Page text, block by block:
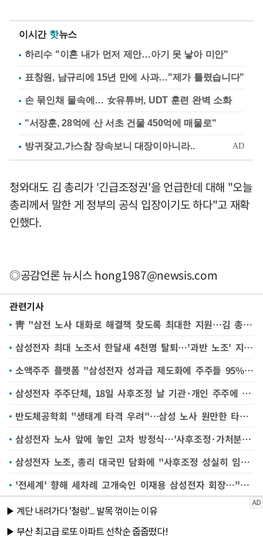
이시간 핫뉴스
하리수 "이혼 내가 먼저 제안…아기 못 낳아 미안"
표창원, 남규리에 15년 만에 사과…"제가 틀렸습니다"
손 묶인채 물속에… 女유튜버, UDT 훈련 완벽 소화
"서장훈, 28억에 산 서초 건물 450억에 매물로"
청와대도 김 총리가 '긴급조정권'을 언급한데 대해 "오늘
총리께서 말한 게 정부의 공식 입장이기도 하다"고 재확
인했다.
◎공감언론 뉴시스hong1987@newsis.com
관련기사
靑 "삼전 노사 대화로 해결책 찾도록 최대한 지원…김 총리 발언이 정부 입장"
삼성전자 최대 노조서 한달새 4천명 탈퇴…'과반 노조' 지위 위기
소액주주 플랫폼 "삼성전자 성과급 제도화에 주주들 95% 반대" 설문
삼성전자 주주단체, 18일 사후조정 날 기관·개인 주주에 '이익배분' 제언 나선다
반도체공학회 "생태계 타격 우려"…삼성 노사 원만한 타결 호소
삼성전자 노사 앞에 놓인 고차 방정식…'사후조정·가처분·긴급조정' 어떻게 풀까
삼성전자 노조, 총리 대국민 담화에 "사후조정 성실히 임할 것"
'전세계' 향해 세차례 고개숙인 이재용 삼성전자 회장…"글로벌 후폭풍 우려 속 직접 전면에"